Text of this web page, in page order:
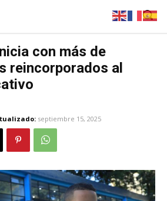
con más de
reincorporados al
septiembre 15, 2025